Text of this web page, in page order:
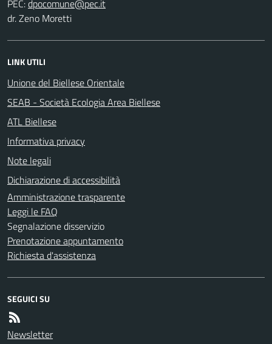
PEC:
dr. Zeno Moretti
LINK UTILI
Unione del Biellese Orientale
SEAB - Società Ecologia Area Biellese
ATL Biellese
Informativa privacy
Note legali
Dichiarazione di accessibilità
Amministrazione trasparente
Leggi le FAQ
Segnalazione disservizio
Prenotazione appuntamento
Richiesta d'assistenza
SEGUICI SU
Newsletter